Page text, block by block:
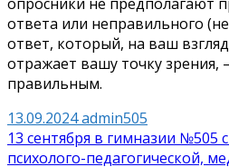
ответа или неправильного
ответ, который, на ваш
отражает вашу точку зрения,
правильным.
13.09.2024admin505
Навигация
13 сентября в гимназии №505
психолого-педагогической,